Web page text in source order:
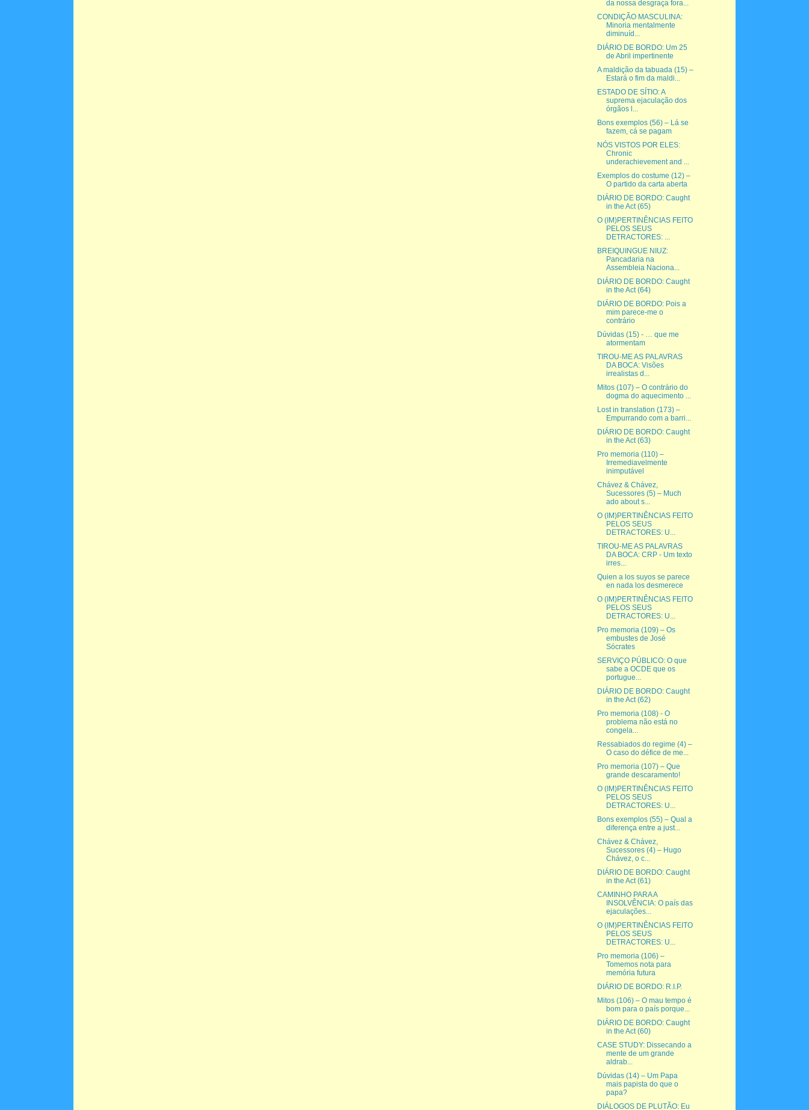
da nossa desgraça fora...
CONDIÇÃO MASCULINA:
Minoria mentalmente
diminuíd...
DIÁRIO DE BORDO: Um 25
de Abril impertinente
A maldição da tabuada (15) –
Estará o fim da maldi...
ESTADO DE SÍTIO: A
suprema ejaculação dos
órgãos l...
Bons exemplos (56) – Lá se
fazem, cá se pagam
NÓS VISTOS POR ELES:
Chronic
underachievement and ...
Exemplos do costume (12) –
O partido da carta aberta
DIÁRIO DE BORDO: Caught
in the Act (65)
O (IM)PERTINÊNCIAS FEITO
PELOS SEUS
DETRACTORES: ...
BREIQUINGUE NIUZ:
Pancadaria na
Assembleia Naciona...
DIÁRIO DE BORDO: Caught
in the Act (64)
DIÁRIO DE BORDO: Pois a
mim parece-me o
contrário
Dúvidas (15) - … que me
atormentam
TIROU-ME AS PALAVRAS
DA BOCA: Visões
irrealistas d...
Mitos (107) – O contrário do
dogma do aquecimento ...
Lost in translation (173) –
Empurrando com a barri...
DIÁRIO DE BORDO: Caught
in the Act (63)
Pro memoria (110) –
Irremediavelmente
inimputável
Chávez & Chávez,
Sucessores (5) – Much
ado about s...
O (IM)PERTINÊNCIAS FEITO
PELOS SEUS
DETRACTORES: U...
TIROU-ME AS PALAVRAS
DA BOCA: CRP - Um texto
irres...
Quien a los suyos se parece
en nada los desmerece
O (IM)PERTINÊNCIAS FEITO
PELOS SEUS
DETRACTORES: U...
Pro memoria (109) – Os
embustes de José
Sócrates
SERVIÇO PÚBLICO: O que
sabe a OCDE que os
portugue...
DIÁRIO DE BORDO: Caught
in the Act (62)
Pro memoria (108) - O
problema não está no
congela...
Ressabiados do regime (4) –
O caso do défice de me...
Pro memoria (107) – Que
grande descaramento!
O (IM)PERTINÊNCIAS FEITO
PELOS SEUS
DETRACTORES: U...
Bons exemplos (55) – Qual a
diferença entre a just...
Chávez & Chávez,
Sucessores (4) – Hugo
Chávez, o c...
DIÁRIO DE BORDO: Caught
in the Act (61)
CAMINHO PARA A
INSOLVÊNCIA: O país das
ejaculações...
O (IM)PERTINÊNCIAS FEITO
PELOS SEUS
DETRACTORES: U...
Pro memoria (106) –
Tomemos nota para
memória futura
DIÁRIO DE BORDO: R.I.P.
Mitos (106) – O mau tempo é
bom para o país porque...
DIÁRIO DE BORDO: Caught
in the Act (60)
CASE STUDY: Dissecando a
mente de um grande
aldrab...
Dúvidas (14) – Um Papa
mais papista do que o
papa?
DIÁLOGOS DE PLUTÃO: Eu